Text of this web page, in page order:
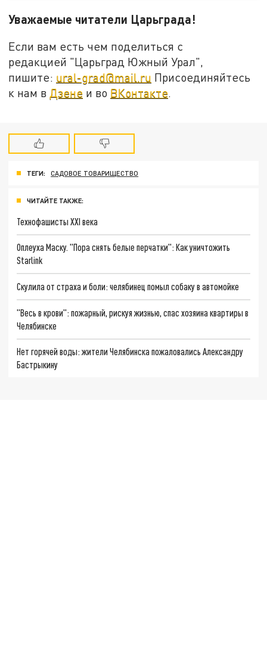
Уважаемые читатели Царьграда!
Если вам есть чем поделиться с
редакцией "Царьград Южный Урал",
пишите: ural-grad@mail.ru Присоединяйтесь
к нам в Дзене и во ВКонтакте.
ТЕГИ: САДОВОЕ ТОВАРИЩЕСТВО
ЧИТАЙТЕ ТАКЖЕ:
Технофашисты XXI века
Оплеуха Маску. "Пора снять белые перчатки": Как уничтожить
Starlink
Скулила от страха и боли: челябинец помыл собаку в автомойке
"Весь в крови": пожарный, рискуя жизнью, спас хозяина квартиры в
Челябинске
Нет горячей воды: жители Челябинска пожаловались Александру
Бастрыкину